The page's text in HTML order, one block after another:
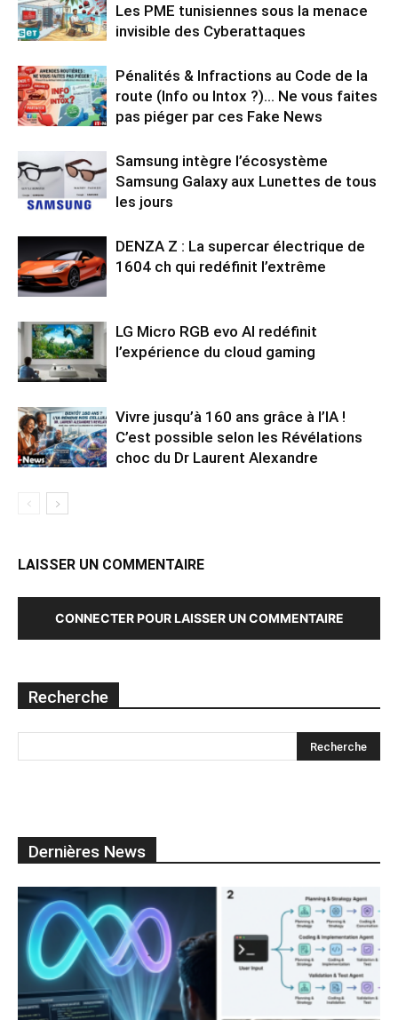
Les PME tunisiennes sous la menace
invisible des Cyberattaques
Pénalités & Infractions au Code de la
route (Info ou Intox ?)… Ne vous faites
pas piéger par ces Fake News
Samsung intègre l’écosystème
Samsung Galaxy aux Lunettes de tous
les jours
DENZA Z : La supercar électrique de
1604 ch qui redéfinit l’extrême
LG Micro RGB evo AI redéfinit
l’expérience du cloud gaming
Vivre jusqu’à 160 ans grâce à l’IA !
C’est possible selon les Révélations
choc du Dr Laurent Alexandre
LAISSER UN COMMENTAIRE
CONNECTER POUR LAISSER UN COMMENTAIRE
Recherche
Dernières News